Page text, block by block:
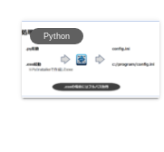
Python